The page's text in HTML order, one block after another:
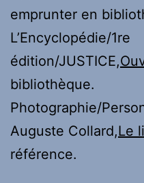
emprunter en
L’Encyclopédie/1re
édition/JUSTICE,
bibliothèque.
Photographie/
Auguste Collard,Le
référence.